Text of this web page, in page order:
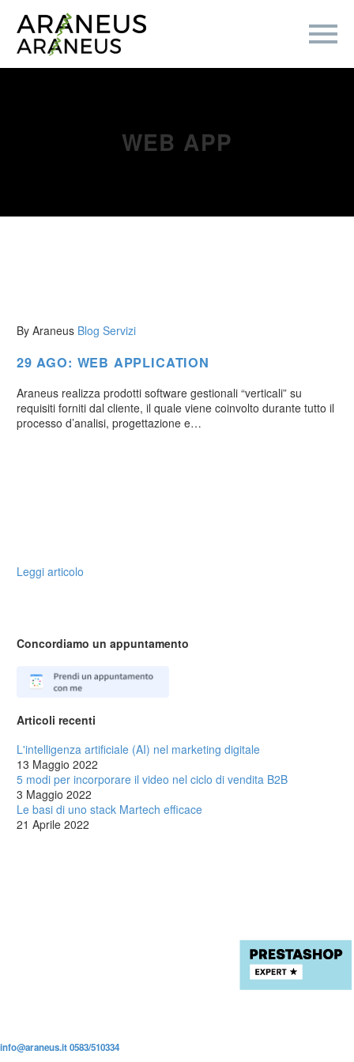
WEB APP
By Araneus Blog Servizi
29 AGO: WEB APPLICATION
Araneus realizza prodotti software gestionali “verticali” su
requisiti forniti dal cliente, il quale viene coinvolto durante tutto il
processo d’analisi, progettazione e…
Leggi articolo
Concordiamo un appuntamento
Articoli recenti
L'intelligenza artificiale (AI) nel marketing digitale
13 Maggio 2022
5 modi per incorporare il video nel ciclo di vendita B2B
3 Maggio 2022
Le basi di uno stack Martech efficace
21 Aprile 2022
info@araneus.it0583/510334